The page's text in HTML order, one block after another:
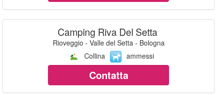
Camping Riva Del Setta
Rioveggio - Valle del Setta - Bologna
Collina
ammessi
Contatta